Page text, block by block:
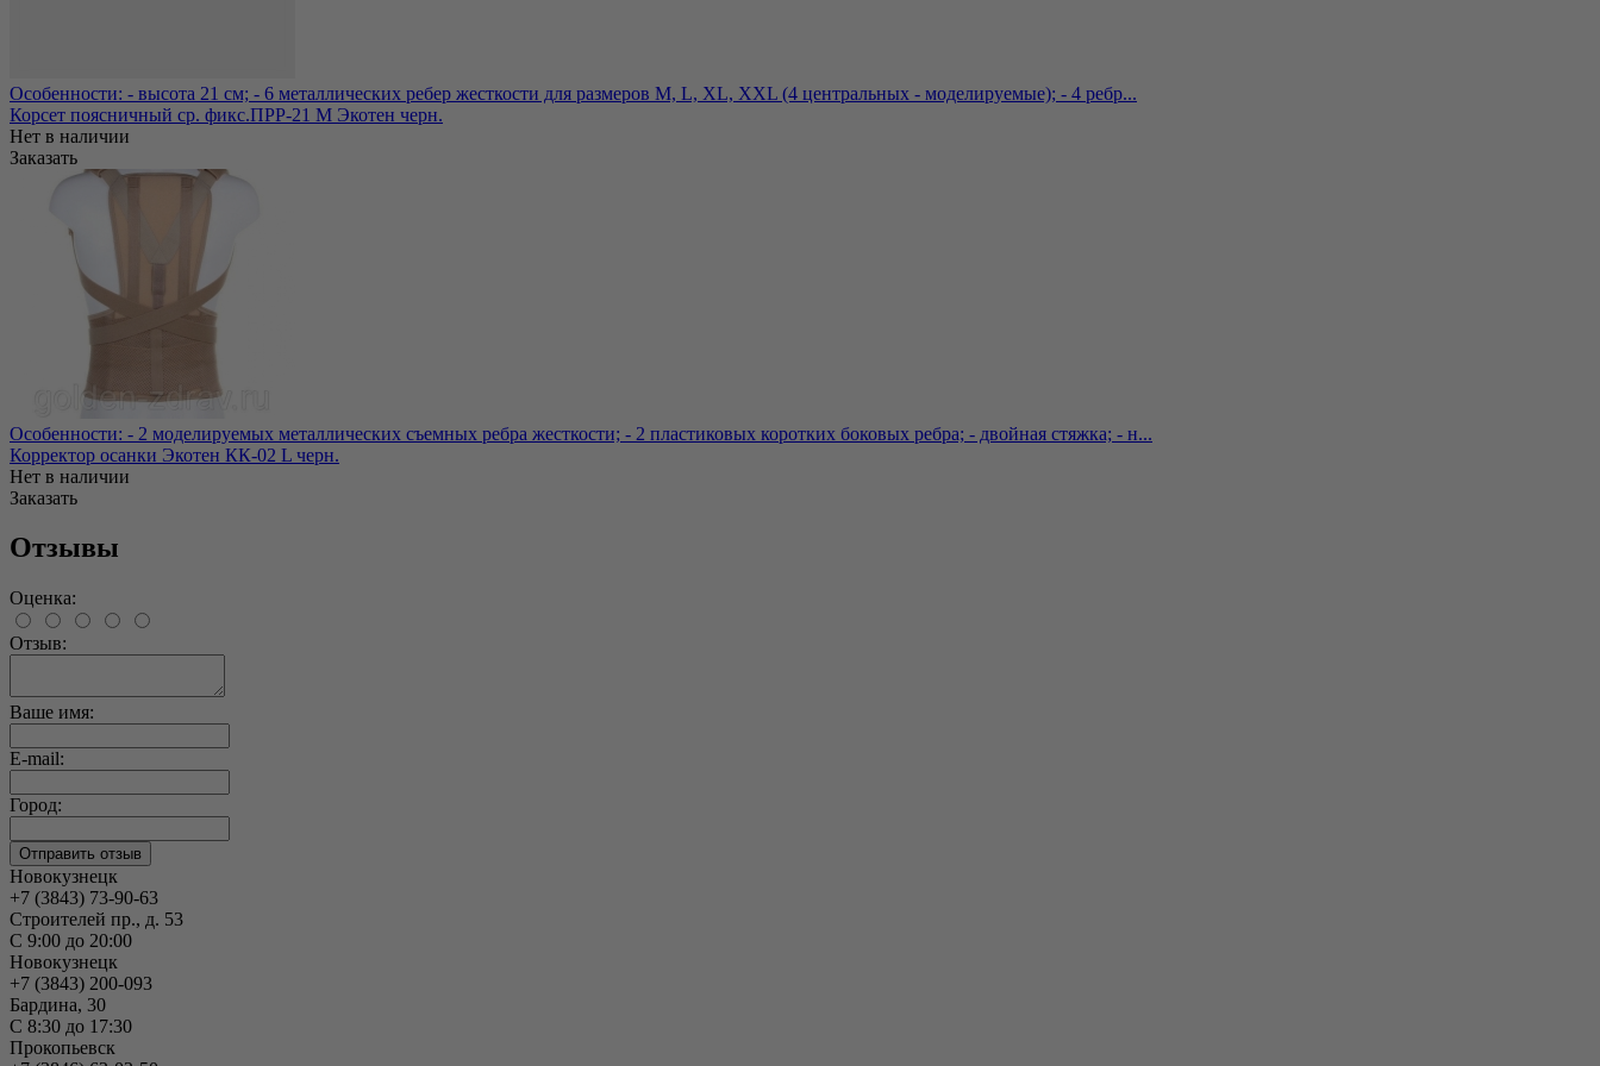
Особенности: - высота 21 см; - 6 металлических ребер жесткости для размеров M, L, XL, XXL (4 центральных - моделируемые); - 4 ребр...
Корсет поясничный ср. фикс.ПРР-21 М Экотен черн.
Нет в наличии
Заказать
Особенности: - 2 моделируемых металлических съемных ребра жесткости; - 2 пластиковых коротких боковых ребра; - двойная стяжка; - н...
Корректор осанки Экотен КК-02 L черн.
Нет в наличии
Заказать
Отзывы
Оценка:
Отзыв:
Ваше имя:
E-mail:
Город:
Новокузнецк
+7 (3843) 73-90-63
Строителей пр., д. 53
С 9:00 до 20:00
Новокузнецк
+7 (3843) 200-093
Бардина, 30
С 8:30 до 17:30
Прокопьевск